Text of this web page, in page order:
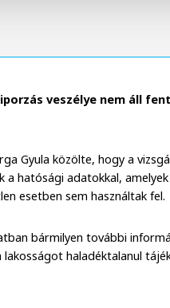
veszélye nem áll
Gyula közölte, hogy a
hatósági adatokkal,
esetben sem használtak fel.
bármilyen további
haladéktalanul